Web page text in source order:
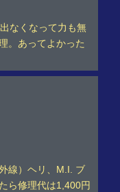
なくなって力も無
。あってよかった
線）ヘリ、M.I. ブ
ら修理代は1,400円